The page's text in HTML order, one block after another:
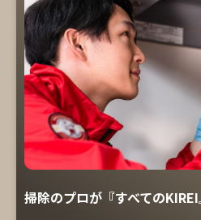
掃除のプロが『すべての